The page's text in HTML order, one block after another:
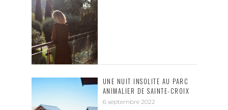
UNE NUIT INSOLITE AU PARC
ANIMALIER DE SAINTE-CROIX
6 septembre 2022